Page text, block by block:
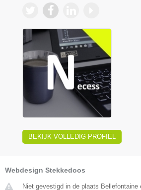
BEKIJK VOLLEDIG PROFIEL
Webdesign Stekkedoos
Niet gevestigd in de plaats Bellefontaine